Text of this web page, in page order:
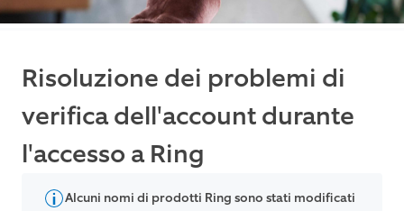
Risoluzione dei problemi di
verifica dell'account durante
l'accesso a Ring
Alcuni nomi di prodotti Ring sono stati modificati